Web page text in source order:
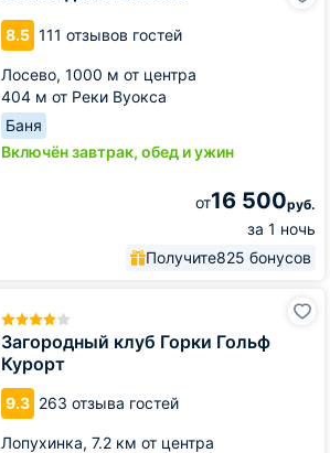
8.5 111 отзывов гостей
Лосево, 1000 м от центра
404 м от Реки Вуокса
Баня
Включён завтрак, обед и ужин
от16 500руб.
за 1 ночь
Получите825 бонусов
Загородный клуб Горки Гольф
Курорт
9.3 263 отзыва гостей
Лопухинка, 7.2 км от центра